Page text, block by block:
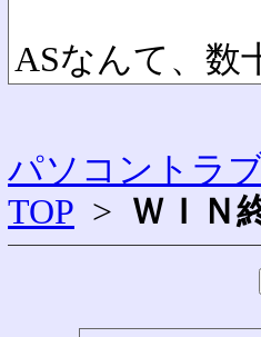
ASなんて、数
パソコントラ
TOP > ＷＩＮ